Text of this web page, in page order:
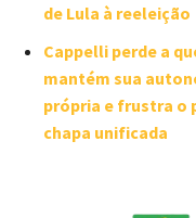
de Lula à reeleição
Cappelli perde a
mantém sua
própria e frustra o
chapa unificada